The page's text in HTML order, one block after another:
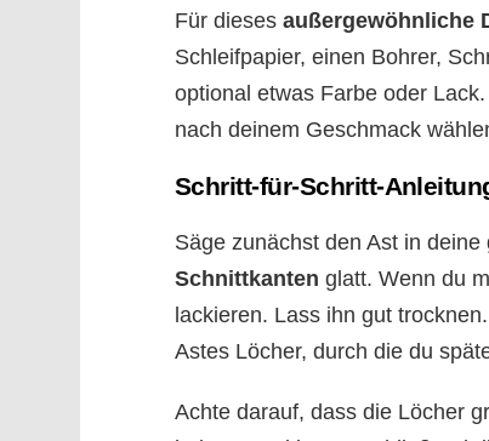
Für dieses außergewöhnliche
Schleifpapier, einen Bohrer,
optional etwas Farbe oder
nach deinem Geschmack
Schritt-für-Schritt-
Säge zunächst den Ast in
Schnittkanten glatt. Wenn du
lackieren. Lass ihn gut
Astes Löcher, durch die du
Achte darauf, dass die Löcher